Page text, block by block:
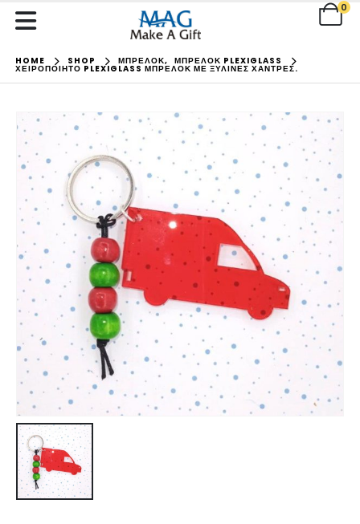
0
HOME SHOP ΜΠΡΕΛΟΚ, ΜΠΡΕΛΟΚ PLEXIGLASS
ΧΕΙΡΟΠΟΊΗΤΟ PLEXIGLASS ΜΠΡΕΛΌΚ ΜΕ ΞΎΛΙΝΕΣ ΧΆΝΤΡΕΣ.